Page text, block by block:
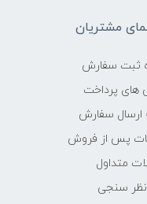
مشتریان
ثبت سفارش
های پرداخت
ارسال سفارش
پس از فروش
متداول
سنجی